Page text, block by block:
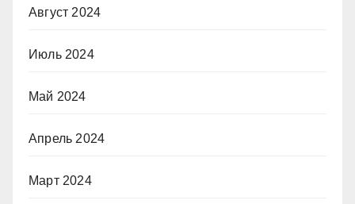
Август 2024
Июль 2024
Май 2024
Апрель 2024
Март 2024